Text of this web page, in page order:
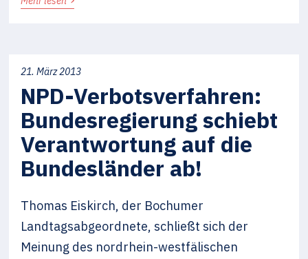
21. März 2013
NPD-Verbotsverfahren:
Bundesregierung schiebt
Verantwortung auf die
Bundesländer ab!
Thomas Eiskirch, der Bochumer
Landtagsabgeordnete, schließt sich der
Meinung des nordrhein-westfälischen